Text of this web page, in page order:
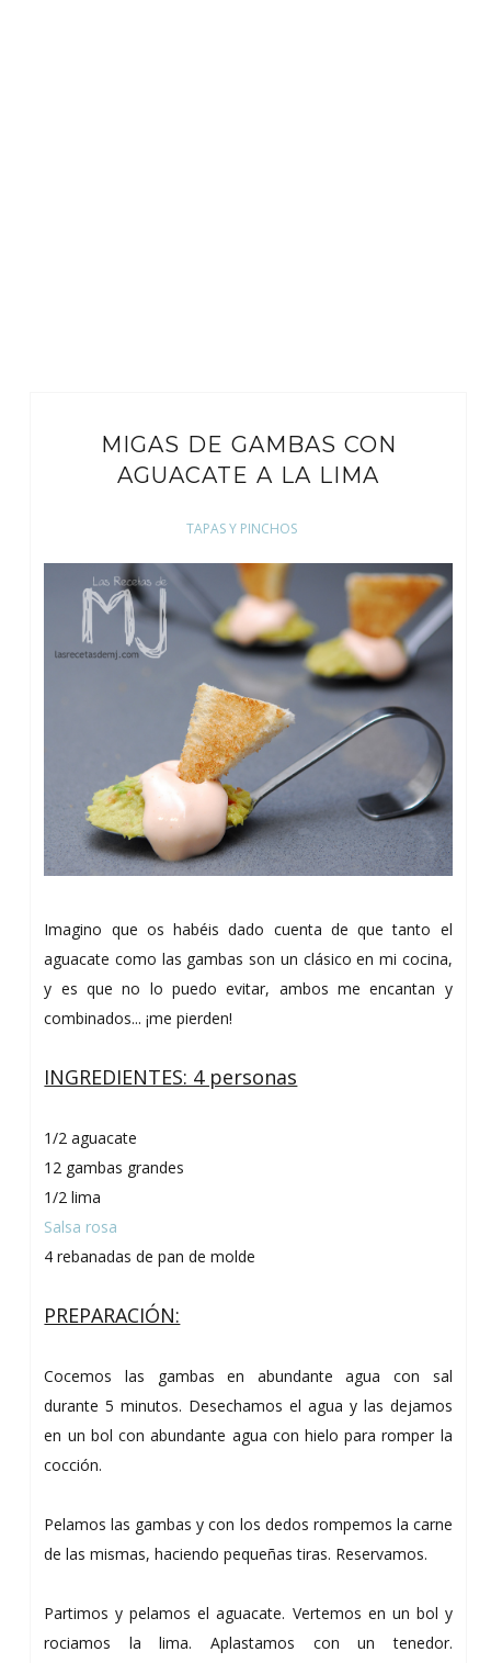
MIGAS DE GAMBAS CON
AGUACATE A LA LIMA
TAPAS Y PINCHOS
Imagino que os habéis dado cuenta de que tanto el
aguacate como las gambas son un clásico en mi cocina,
y es que no lo puedo evitar, ambos me encantan y
combinados... ¡me pierden!
INGREDIENTES: 4 personas
1/2 aguacate
12 gambas grandes
1/2 lima
Salsa rosa
4 rebanadas de pan de molde
PREPARACIÓN:
Cocemos las gambas en abundante agua con sal
durante 5 minutos. Desechamos el agua y las dejamos
en un bol con abundante agua con hielo para romper la
cocción.
Pelamos las gambas y con los dedos rompemos la carne
de las mismas, haciendo pequeñas tiras. Reservamos.
Partimos y pelamos el aguacate. Vertemos en un bol y
rociamos la lima. Aplastamos con un tenedor.